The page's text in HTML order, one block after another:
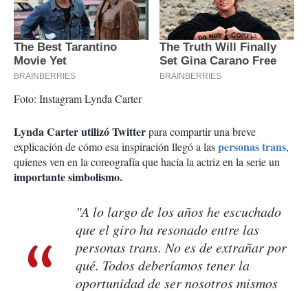
Foto: Instagram Lynda Carter
Lynda Carter utilizó Twitterpara compartir una breve
explicación de cómo esa inspiración llegó a laspersonas trans,
quienes ven en la coreografía que hacía la actriz en la serie un
importante simbolismo.
"A lo largo de los años he escuchado
que el giro ha resonado entre las
personas trans. No es de extrañar por
qué. Todos deberíamos tener la
oportunidad de ser nosotros mismos